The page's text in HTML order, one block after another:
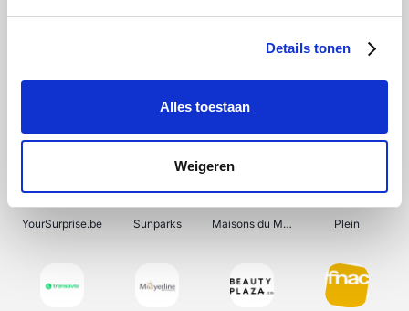
Details tonen
Alles toestaan
Weigeren
Shein Get Your Guide Bergfreunde Pazzox
YourSurprise.be Sunparks Maisons du Monde Plein